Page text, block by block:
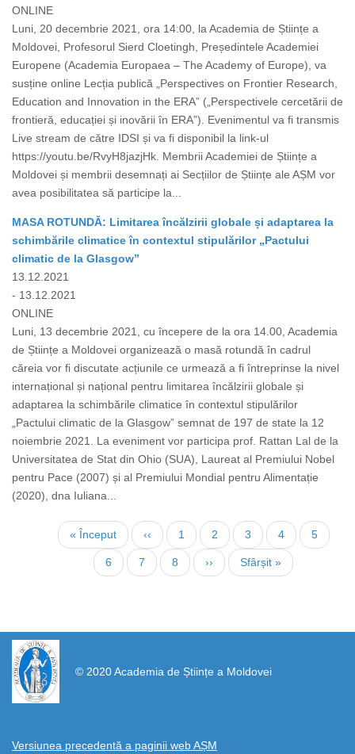
ONLINE
Luni, 20 decembrie 2021, ora 14:00, la Academia de Științe a
Moldovei, Profesorul Sierd Cloetingh, Președintele Academiei
Europene (Academia Europaea – The Academy of Europe), va
susține online Lecția publică „Perspectives on Frontier Research,
Education and Innovation in the ERA” („Perspectivele cercetării de
frontieră, educației și inovării în ERA”). Evenimentul va fi transmis
Live stream de către IDSI și va fi disponibil la link-ul
https://youtu.be/RvyH8jazjHk. Membrii Academiei de Științe a
Moldovei și membrii desemnați ai Secțiilor de Științe ale AȘM vor
avea posibilitatea să participe la...
MASA ROTUNDĂ: Limitarea încălzirii globale și adaptarea la
schimbările climatice în contextul stipulărilor „Pactului
climatic de la Glasgow”
13.12.2021
- 13.12.2021
ONLINE
Luni, 13 decembrie 2021, cu începere de la ora 14.00, Academia
de Științe a Moldovei organizează o masă rotundă în cadrul
căreia vor fi discutate acțiunile ce urmează a fi întreprinse la nivel
internațional și național pentru limitarea încălzirii globale și
adaptarea la schimbările climatice în contextul stipulărilor
„Pactului climatic de la Glasgow” semnat de 197 de state la 12
noiembrie 2021. La eveniment vor participa prof. Rattan Lal de la
Universitatea de Stat din Ohio (SUA), Laureat al Premiului Nobel
pentru Pace (2007) și al Premiului Mondial pentru Alimentație
(2020), dna Iuliana...
PaginationFirst
page
« Început
Previous
page
‹‹ Page
1 Page
2 Page
3 Page
4
Current
page
5
Page
6 Page
7 Page
8
Next
page
››
Last
page
Sfârșit »
© 2020 Academia de Științe a Moldovei
Versiunea precedentă a paginii web AȘM
https://propletenie.ru/